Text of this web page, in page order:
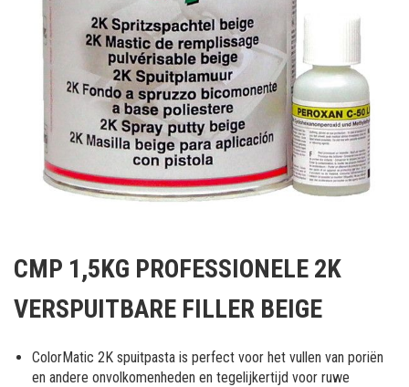
het
van
afbeeldingen-
gallerij
CMP 1,5KG PROFESSIONELE 2K
VERSPUITBARE FILLER BEIGE
ColorMatic 2K spuitpasta is perfect voor het vullen van poriën
en andere onvolkomenheden en tegelijkertijd voor ruwe